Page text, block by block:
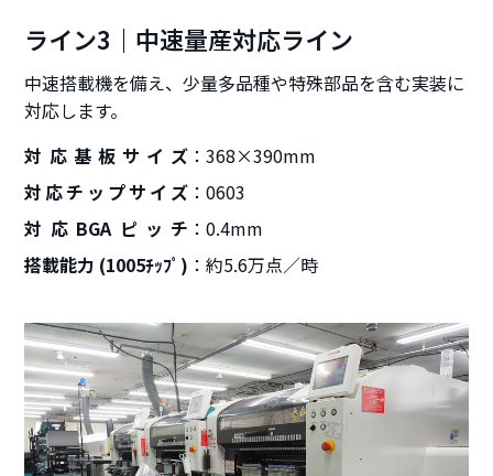
ライン3｜中速量産対応ライン
中速搭載機を備え、少量多品種や特殊部品を含む実装に
対応します。
対応基板サイズ
368×390mm
対応チップサイズ
0603
対応BGAピッチ
0.4mm
搭載能力 (1005ﾁｯﾌﾟ)
約5.6万点／時